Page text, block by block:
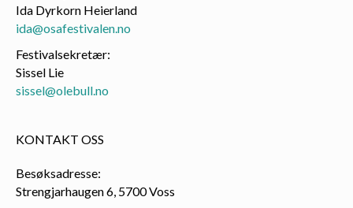
Ida Dyrkorn Heierland
ida@osafestivalen.no
Festivalsekretær:
Sissel Lie
sissel@olebull.no
KONTAKT OSS
Besøksadresse:
Strengjarhaugen 6, 5700 Voss